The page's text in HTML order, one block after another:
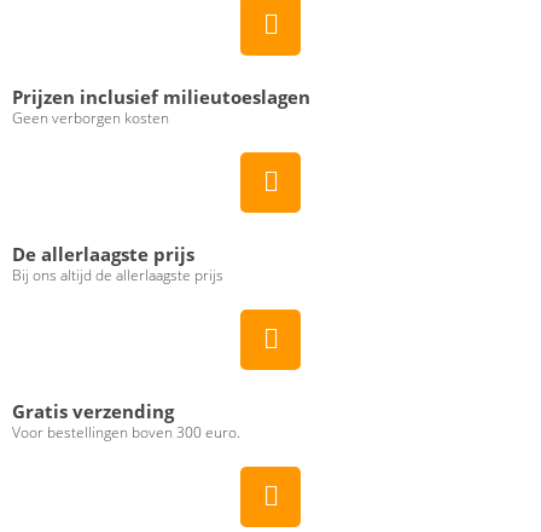
Prijzen inclusief milieutoeslagen
Geen verborgen kosten
De allerlaagste prijs
Bij ons altijd de allerlaagste prijs
Gratis verzending
Voor bestellingen boven 300 euro.